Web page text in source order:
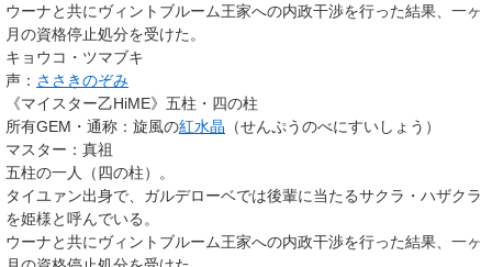
ウーナと共にヴィントブルーム王家への内政干渉を行った結果、一ヶ
月の資格停止処分を受けた。
キョウコ・ツマブキ
声： ささきのぞみ
《マイスター乙HiME》 五柱・四の柱
所有GEM・通称 ：旋風の紅水晶 （せんぷうのべにすいしょう）
マスター ：真祖
五柱の一人（四の柱）。
タイユァン出身で、ガルデローベでは後輩に当たるサクラ・ハザクラ
を姫様と呼んでいる。
ウーナと共にヴィントブルーム王家への内政干渉を行った結果、一ヶ